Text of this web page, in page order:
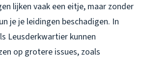
lijken vaak een eitje, maar zonder
je je leidingen beschadigen. In
Leusderkwartier kunnen
op grotere issues, zoals